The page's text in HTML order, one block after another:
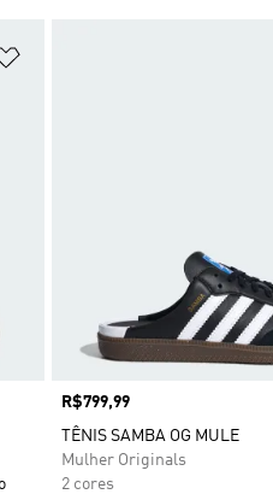
Preço
R$799,99
TÊNIS SAMBA OG MULE
Mulher Originals
2 cores